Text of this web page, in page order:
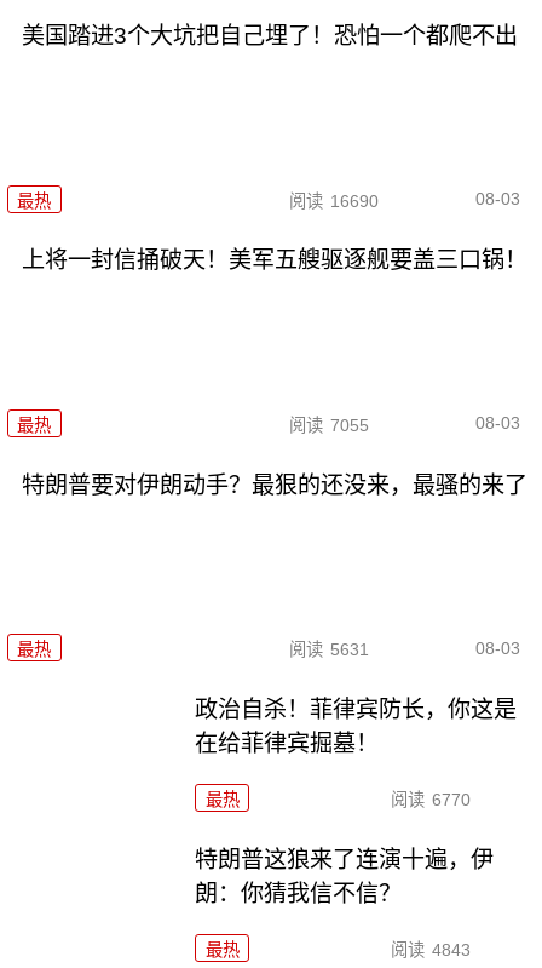
美国踏进3个大坑把自己埋了！恐怕一个都爬不出
最热 阅读 16690 08-03
上将一封信捅破天！美军五艘驱逐舰要盖三口锅！
最热 阅读 7055 08-03
特朗普要对伊朗动手？最狠的还没来，最骚的来了
最热 阅读 5631 08-03
政治自杀！菲律宾防长，你这是
在给菲律宾掘墓！
最热 阅读 6770
特朗普这狼来了连演十遍，伊
朗：你猜我信不信？
最热 阅读 4843